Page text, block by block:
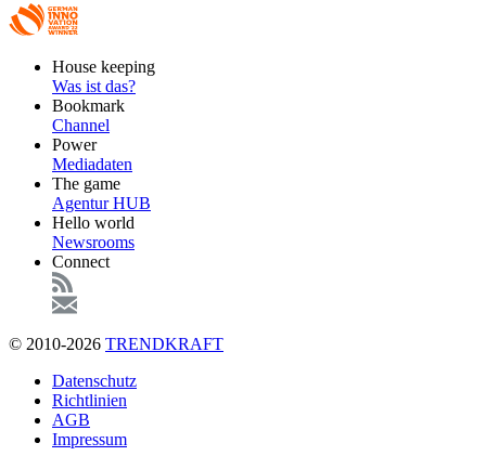
FooterHouse keeping
Was ist das?
Bookmark
Channel
Power
Mediadaten
The game
Agentur HUB
Hello world
Newsrooms
Connect
© 2010-2026 TRENDKRAFT
FußzeileDatenschutz
Richtlinien
AGB
Impressum